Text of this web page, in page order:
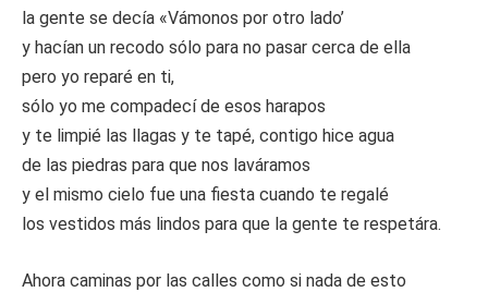
la gente se decía «Vámonos por otro lado’
y hacían un recodo sólo para no pasar cerca de ella
pero yo reparé en ti,
sólo yo me compadecí de esos harapos
y te limpié las llagas y te tapé, contigo hice agua
de las piedras para que nos laváramos
y el mismo cielo fue una fiesta cuando te regalé
los vestidos más lindos para que la gente te respetára.
Ahora caminas por las calles como si nada de esto